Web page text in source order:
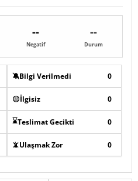
--
Negatif
--
Durum
🔕Bilgi Verilmedi 0
😐İlgisiz 0
⌛Teslimat Gecikti 0
📵Ulaşmak Zor 0